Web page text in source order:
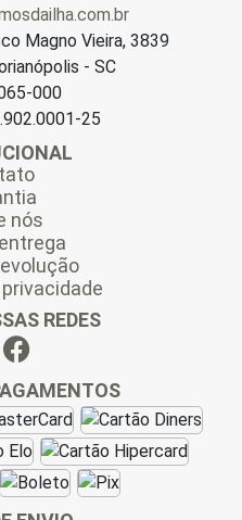
Magno Vieira, 3839
- SC
000
25
nós
REDES